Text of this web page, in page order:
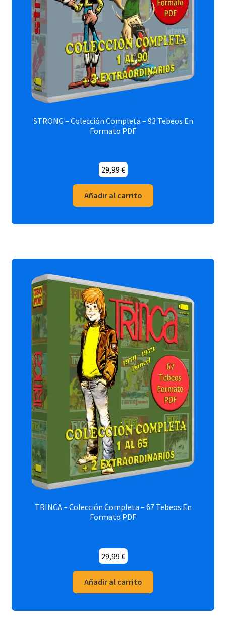
STRONG – Colección Completa – 93 Tebeos En
Formato PDF
29,99 €
Añadir al carrito
TRINCA – Colección Completa – 67 Tebeos En
Formato PDF
29,99 €
Añadir al carrito